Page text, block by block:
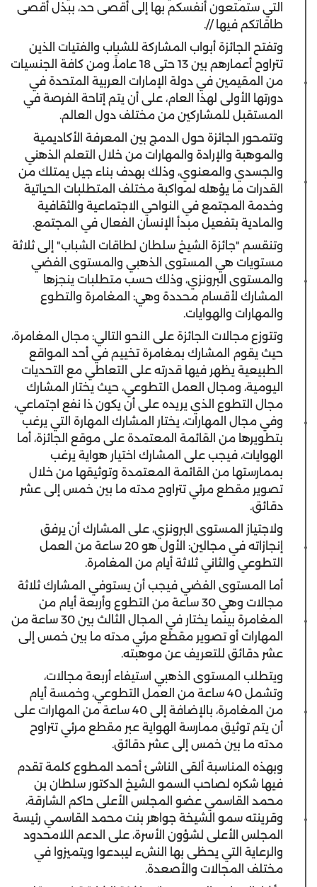
التي ستمتعون أنفسكم بها إلى أقصى حد، ببذل أقصى
طاقاتكم فيها //.
وتفتح الجائزة أبواب المشاركة للشباب والفتيات الذين
تتراوح أعمارهم بين 13 حتى 18 عاماً، ومن كافة الجنسيات
من المقيمين في دولة الإمارات العربية المتحدة في
دورتها الأولى لهذا العام، على أن يتم إتاحة الفرصة في
المستقبل للمشاركين من مختلف دول العالم.
وتتمحور الجائزة حول الدمج بين المعرفة الأكاديمية
والموهبة والإرادة والمهارات من خلال التعلم الذهني
والجسدي والمعنوي، وذلك بهدف بناء جيل يمتلك من
القدرات ما يؤهله لمواكبة مختلف المتطلبات الحياتية
وخدمة المجتمع في النواحي الاجتماعية والثقافية
والمادية بتفعيل مبدأ الإنسان الفعال في المجتمع.
وتنقسم "جائزة الشيخ سلطان لطاقات الشباب" إلى ثلاثة
مستويات هي المستوى الذهبي والمستوى الفضي
والمستوى البرونزي، وذلك حسب متطلبات ينجزها
المشارك لأقسام محددة وهي: المغامرة والتطوع
والمهارات والهوايات.
وتتوزع مجالات الجائزة على النحو التالي: مجال المغامرة،
حيث يقوم المشارك بمغامرة تخييم في أحد المواقع
الطبيعية يظهر فيها قدرته على التعاطي مع التحديات
اليومية، ومجال العمل التطوعي، حيث يختار المشارك
مجال التطوع الذي يريده على أن يكون ذا نفع اجتماعي،
وفي مجال المهارات، يختار المشارك المهارة التي يرغب
بتطويرها من القائمة المعتمدة على موقع الجائزة، أما
الهوايات، فيجب على المشارك اختيار هواية يرغب
بممارستها من القائمة المعتمدة وتوثيقها من خلال
تصوير مقطع مرئي تتراوح مدته ما بين خمس إلى عشر
دقائق.
ولاجتياز المستوى البرونزي، على المشارك أن يرفق
إنجازاته في مجالين: الأول هو 20 ساعة من العمل
التطوعي والثاني ثلاثة أيام من المغامرة.
أما المستوى الفضي فيجب أن يستوفي المشارك ثلاثة
مجالات وهي 30 ساعة من التطوع وأربعة أيام من
المغامرة بينما يختار في المجال الثالث بين 30 ساعة من
المهارات أو تصوير مقطع مرئي مدته ما بين خمس إلى
عشر دقائق للتعريف عن موهبته.
ويتطلب المستوى الذهبي استيفاء أربعة مجالات،
وتشمل 40 ساعة من العمل التطوعي، وخمسة أيام
من المغامرة، بالإضافة إلى 40 ساعة من المهارات على
أن يتم توثيق ممارسة الهواية عبر مقطع مرئي تتراوح
مدته ما بين خمس إلى عشر دقائق.
وبهذه المناسبة ألقى الناشئ أحمد المطوع كلمة تقدم
فيها شكره لصاحب السمو الشيخ الدكتور سلطان بن
محمد القاسمي عضو المجلس الأعلى حاكم الشارقة،
وقرينته سمو الشيخة جواهر بنت محمد القاسمي رئيسة
المجلس الأعلى لشؤون الأسرة، على الدعم اللامحدود
والرعاية التي يحظى بها النشء ليبدعوا ويتميزوا في
مختلف المجالات والأصعدة.